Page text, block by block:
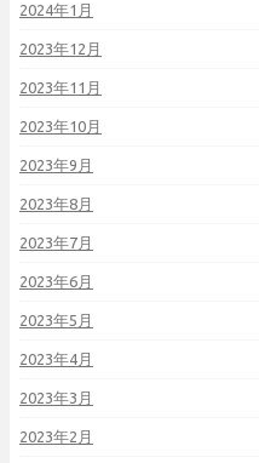
2024年1月
2023年12月
2023年11月
2023年10月
2023年9月
2023年8月
2023年7月
2023年6月
2023年5月
2023年4月
2023年3月
2023年2月